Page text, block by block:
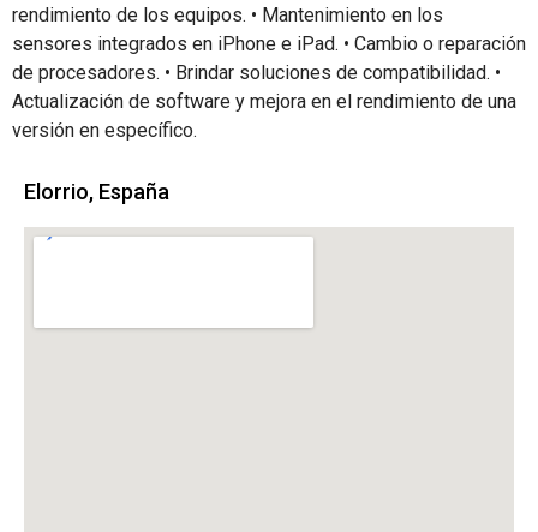
rendimiento de los equipos. • Mantenimiento en los
sensores integrados en iPhone e iPad. • Cambio o reparación
de procesadores. • Brindar soluciones de compatibilidad. •
Actualización de software y mejora en el rendimiento de una
versión en específico.
Elorrio, España